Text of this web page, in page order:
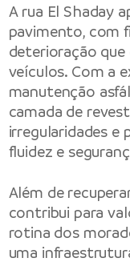
A rua El Shaday
pavimento, com
deterioração
veículos. Com a
manutenção
camada de
irregularidades
fluidez e
Além de
contribui para
rotina dos
uma